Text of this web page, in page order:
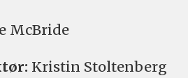
McBride
Kristin Stoltenberg